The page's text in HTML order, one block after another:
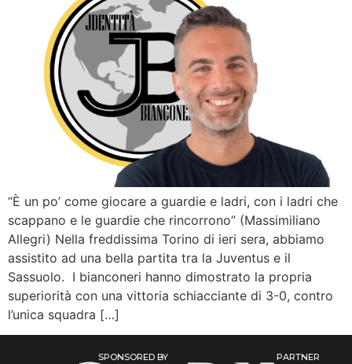
“È un po’ come giocare a guardie e ladri, con i ladri che
scappano e le guardie che rincorrono” (Massimiliano
Allegri) Nella freddissima Torino di ieri sera, abbiamo
assistito ad una bella partita tra la Juventus e il
Sassuolo. I bianconeri hanno dimostrato la propria
superiorità con una vittoria schiacciante di 3-0, contro
l’unica squadra […]
SPONSORED BY PARTNER